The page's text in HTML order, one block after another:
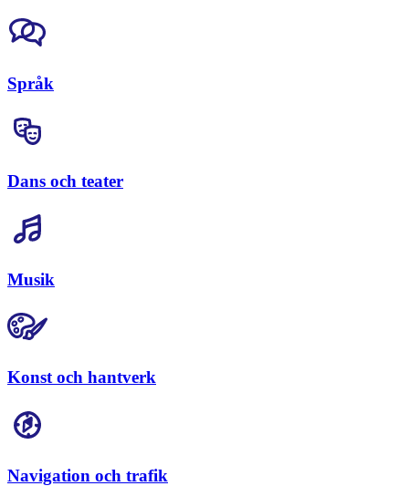
Språk
Dans och teater
Musik
Konst och hantverk
Navigation och trafik